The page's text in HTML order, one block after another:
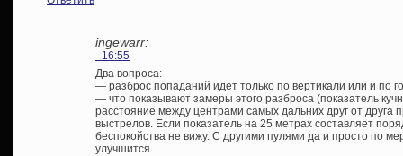
ingewarr:
- 16:55
Два вопроса:
— разброс попаданий идет только по вертикали или и по
— что показывают замеры этого разброса (показатель
расстояние между центрами самых дальних друг от друга
выстрелов. Если показатель на 25 метрах составляет
беспокойства не вижу. С другими пулями да и просто по
улучшится.